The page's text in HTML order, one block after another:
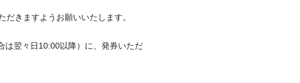
きますようお願いいたします。
は翌々日10:00以降）に、発券いただ